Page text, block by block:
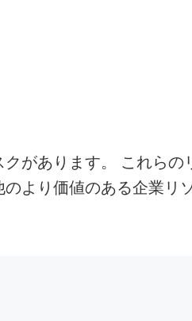
があります。 これらの
より価値のある企業リ